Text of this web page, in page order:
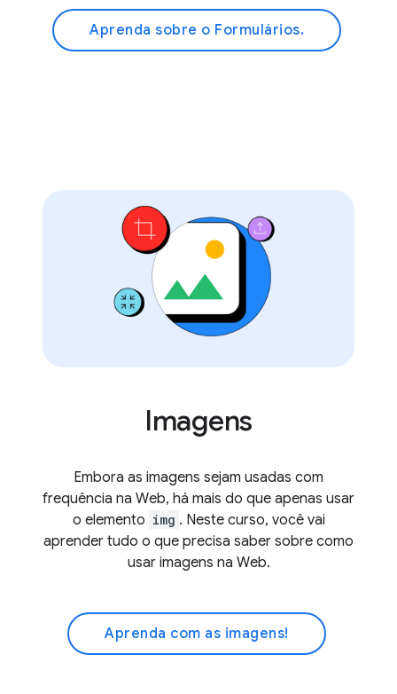
Aprenda sobre o Formulários.
Imagens
Embora as imagens sejam usadas com
frequência na Web, há mais do que apenas usar
o elemento img . Neste curso, você vai
aprender tudo o que precisa saber sobre como
usar imagens na Web.
Aprenda com as imagens!